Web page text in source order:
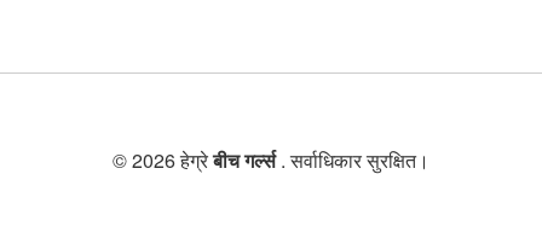
© 2026 हेग्रेबीच गर्ल्स. सर्वाधिकार सुरक्षित।